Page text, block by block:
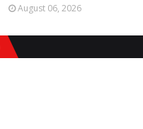
August 06, 2026